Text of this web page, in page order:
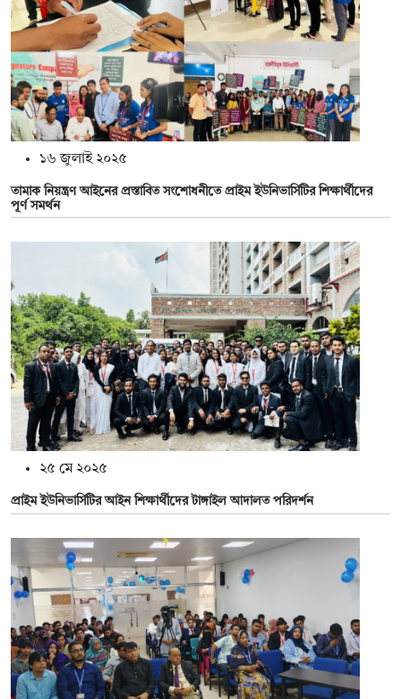
১৬ জুলাই ২০২৫
তামাক নিয়ন্ত্রণ আইনের প্রস্তাবিত সংশোধনীতে প্রাইম ইউনিভার্সিটির শিক্ষার্থীদের
পূর্ণ সমর্থন
২৫ মে ২০২৫
প্রাইম ইউনিভার্সিটির আইন শিক্ষার্থীদের টাঙ্গাইল আদালত পরিদর্শন